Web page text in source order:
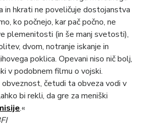
in hkrati ne poveličuje dostojanstva
ko počnejo, kar pač počno, ne
plemenitosti (in še manj svetosti),
dvom, notranje iskanje in
poklica. Opevani niso nič bolj,
v podobnem filmu o vojski.
četudi ta obveza vodi v
bi rekli, da gre za meniški
.«